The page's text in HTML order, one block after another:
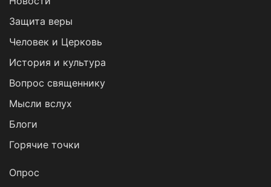
Защита веры
Человек и Церковь
История и культура
Вопрос священнику
Мысли вслух
Блоги
Горячие точки
Опрос